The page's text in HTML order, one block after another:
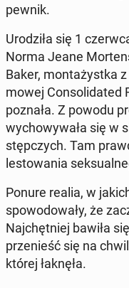
pewnik.
Urodz­iła się 1
Norma Jeane
Baker, mon­tażys­t­ka
mowej Con­sol­i­dat­ed
poznała. Z powodu
wychowywała się w
stępczych. Tam
lestowa­nia
Ponure realia, w
spowodowały, że
Na­jchęt­niej bawiła
prze­nieść się na
której łaknęła.